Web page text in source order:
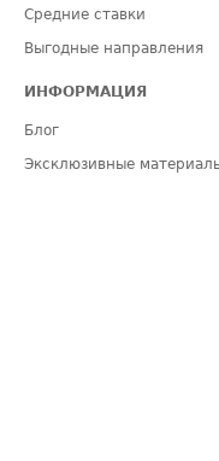
Средние ставки
Выгодные направления
ИНФОРМАЦИЯ
Блог
Эксклюзивные